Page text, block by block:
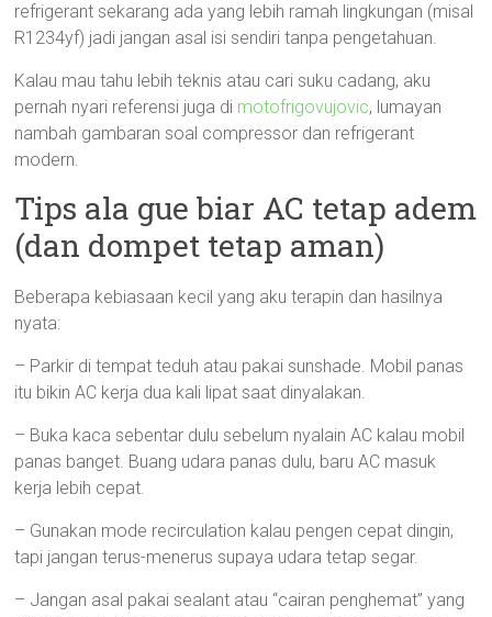
refrigerant sekarang ada yang lebih ramah lingkungan (misal
R1234yf) jadi jangan asal isi sendiri tanpa pengetahuan.
Kalau mau tahu lebih teknis atau cari suku cadang, aku
pernah nyari referensi juga di motofrigovujovic, lumayan
nambah gambaran soal compressor dan refrigerant
modern.
Tips ala gue biar AC tetap adem
(dan dompet tetap aman)
Beberapa kebiasaan kecil yang aku terapin dan hasilnya
nyata:
– Parkir di tempat teduh atau pakai sunshade. Mobil panas
itu bikin AC kerja dua kali lipat saat dinyalakan.
– Buka kaca sebentar dulu sebelum nyalain AC kalau mobil
panas banget. Buang udara panas dulu, baru AC masuk
kerja lebih cepat.
– Gunakan mode recirculation kalau pengen cepat dingin,
tapi jangan terus-menerus supaya udara tetap segar.
– Jangan asal pakai sealant atau “cairan penghemat” yang